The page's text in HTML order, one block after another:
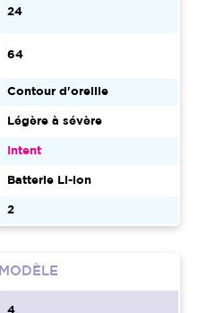
24
64
Contour d'oreille
Légère à sévère
Intent
Batterie Li-ion
2
4